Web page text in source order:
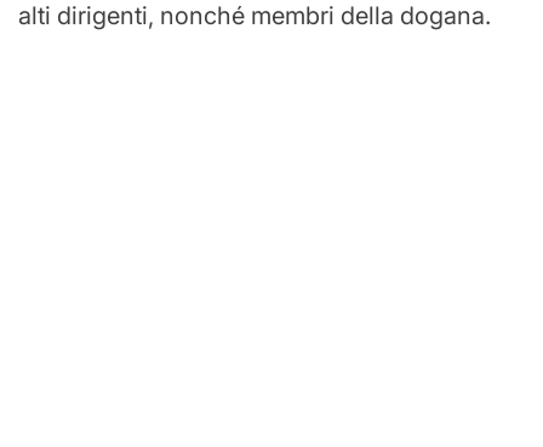
alti dirigenti, nonché membri della dogana.